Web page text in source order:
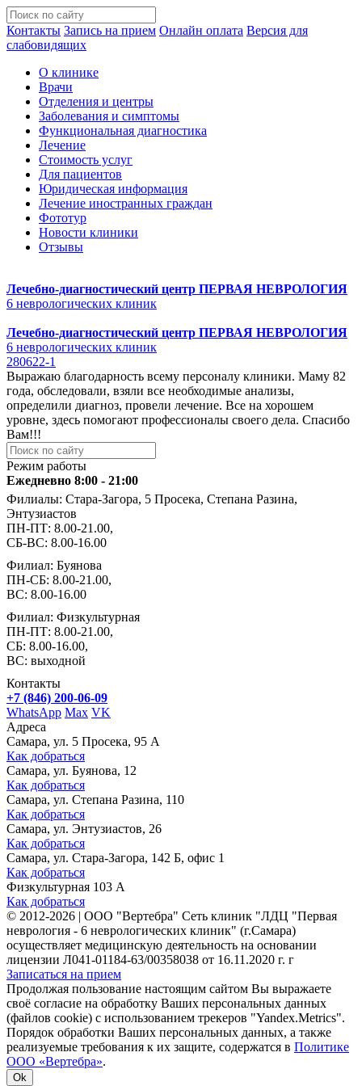
Контакты Запись на прием Онлайн оплата Версия для
слабовидящих
О клинике
Врачи
Отделения и центры
Заболевания и симптомы
Функциональная диагностика
Лечение
Стоимость услуг
Для пациентов
Юридическая информация
Лечение иностранных граждан
Фототур
Новости клиники
Отзывы
Лечебно-диагностический центр ПЕРВАЯ НЕВРОЛОГИЯ
6 неврологических клиник
Лечебно-диагностический центр ПЕРВАЯ НЕВРОЛОГИЯ
6 неврологических клиник
280622-1
Выражаю благодарность всему персоналу клиники. Маму 82
года, обследовали, взяли все необходимые анализы,
определили диагноз, провели лечение. Все на хорошем
уровне, здесь помогают профессионалы своего дела. Спасибо
Вам!!!
Режим работы
Ежедневно 8:00 - 21:00
Филиалы: Стара-Загора, 5 Просека, Степана Разина,
Энтузиастов
ПН-ПТ: 8.00-21.00,
СБ-ВС: 8.00-16.00
Филиал: Буянова
ПН-СБ: 8.00-21.00,
ВС: 8.00-16.00
Филиал: Физкультурная
ПН-ПТ: 8.00-21.00,
СБ: 8.00-16.00,
ВС: выходной
Контакты
+7 (846) 200-06-09
WhatsApp Max VK
Адреса
Самара, ул. 5 Просека, 95 А
Как добраться
Самара, ул. Буянова, 12
Как добраться
Самара, ул. Степана Разина, 110
Как добраться
Самара, ул. Энтузиастов, 26
Как добраться
Самара, ул. Стара-Загора, 142 Б, офис 1
Как добраться
Физкультурная 103 А
Как добраться
© 2012-2026 | ООО "Вертебра" Сеть клиник "ЛДЦ "Первая
неврология - 6 неврологических клиник" (г.Самара)
осуществляет медицинскую деятельность на основании
лицензии Л041-01184-63/00358038 от 16.11.2020 г. г
Записаться на прием
Продолжая пользование настоящим сайтом Вы выражаете
своё согласие на обработку Ваших персональных данных
(файлов cookie) с использованием трекеров "Yandex.Metrics".
Порядок обработки Ваших персональных данных, а также
реализуемые требования к их защите, содержатся в Политике
ООО «Вертебра».
Ok